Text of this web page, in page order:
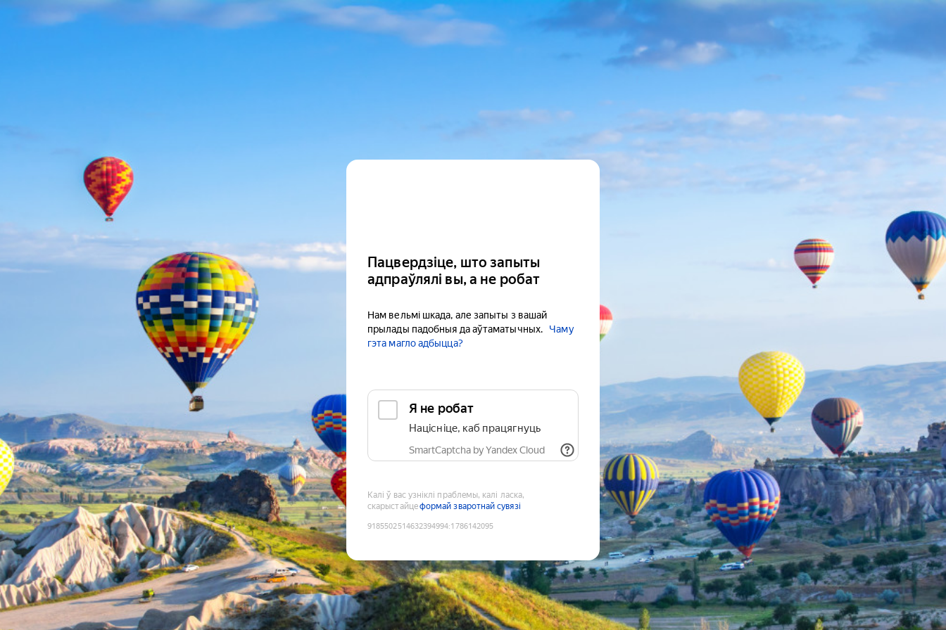
Пацвердзіце, што запыты
адпраўлялі вы, а не робат
Нам вельмі шкада, але запыты з вашай
прылады падобныя да аўтаматычных.
Чаму
гэта магло адбыцца?
Я не робат
Націсніце, каб працягнуць
SmartCaptcha by Yandex Cloud
Калі ў вас узніклі праблемы, калі ласка,
скарыстайцеформай зваротнай сувязі
9185502514632394994:1786142095